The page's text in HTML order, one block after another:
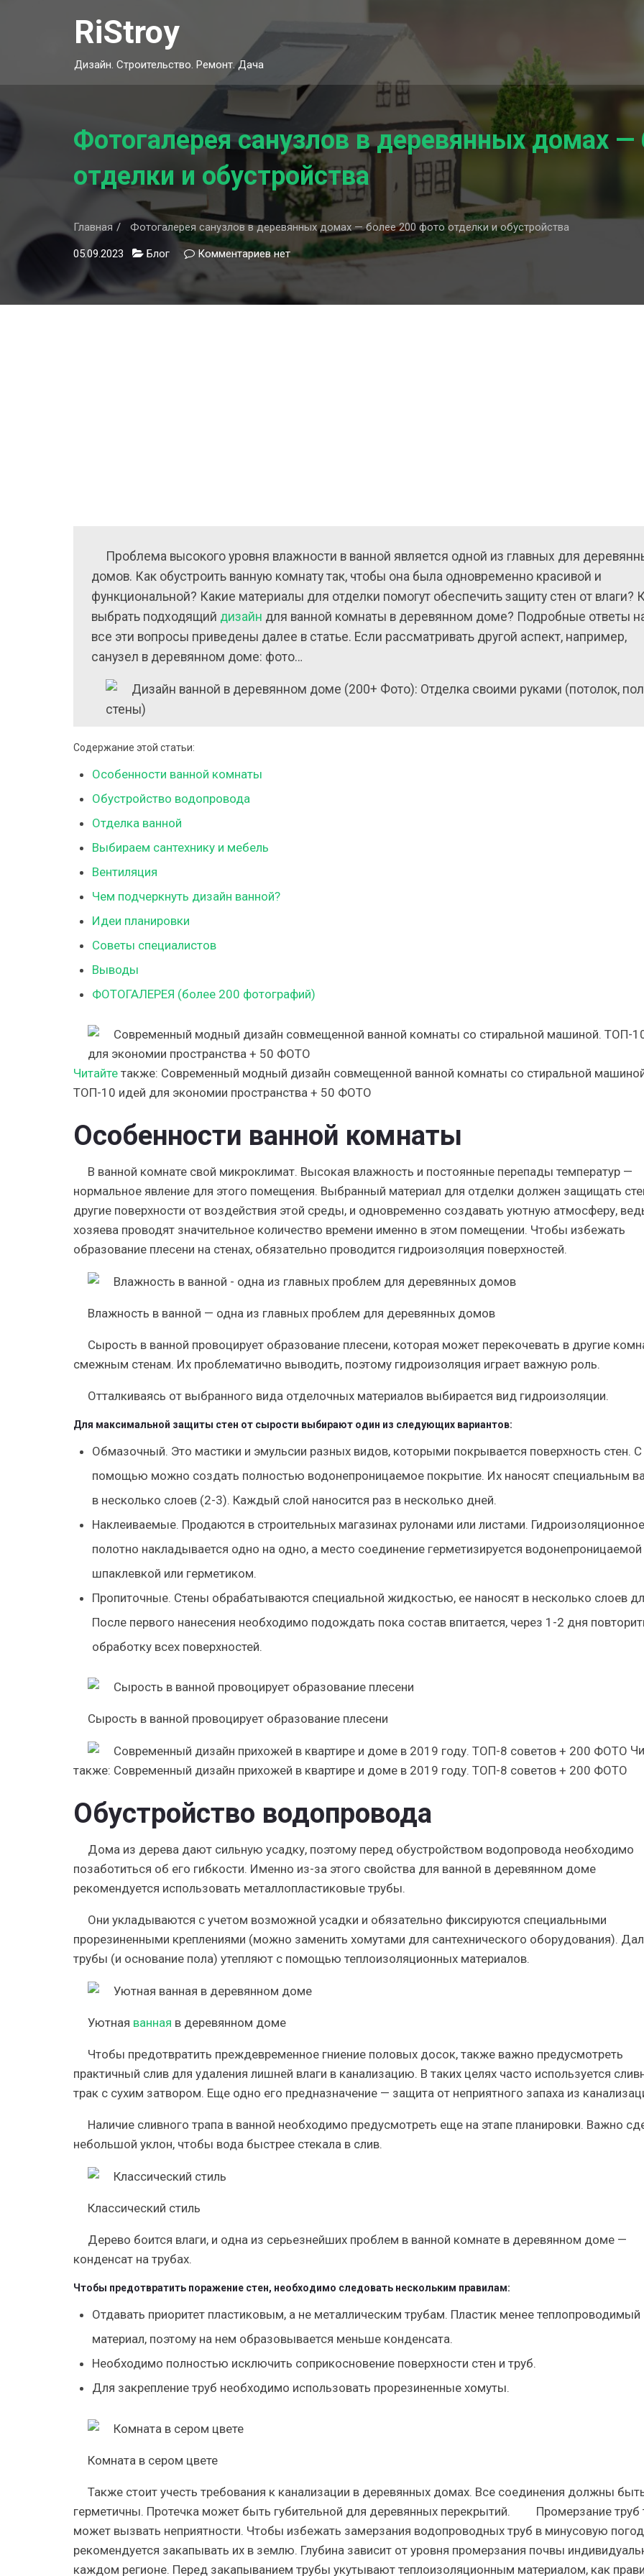
RiStroy
Дизайн. Строительство. Ремонт. Дача
Фотогалерея санузлов в деревянных домах
отделки и обустройства
Главная Фотогалерея санузлов в деревянных домах — более 200 фото отделки и обустройства
05.09.2023 Блог Комментариевк
записи
санузлов
нет
Проблема высокого уровня влажности в ванной является одной из главных для
домов. Как обустроить ванную комнату так, чтобы она была одновременно красивой и
функциональной? Какие материалы для отделки помогут обеспечить защиту стен от влаги?
выбрать подходящий дизайн для ванной комнаты в деревянном доме? Подробные ответы
все эти вопросы приведены далее в статье. Если рассматривать другой аспект, например,
санузел в деревянном доме: фото…
Содержание этой статьи:
Особенности ванной комнаты
Обустройство водопровода
Отделка ванной
Выбираем сантехнику и мебель
Вентиляция
Чем подчеркнуть дизайн ванной?
Идеи планировки
Советы специалистов
Выводы
ФОТОГАЛЕРЕЯ (более 200 фотографий)
Читайте также: Современный модный дизайн совмещенной ванной комнаты со стиральной
ТОП-10 идей для экономии пространства + 50 ФОТО
Особенности ванной комнаты
В ванной комнате свой микроклимат. Высокая влажность и постоянные перепады температур —
нормальное явление для этого помещения. Выбранный материал для отделки должен защищать
другие поверхности от воздействия этой среды, и одновременно создавать уютную атмосферу,
хозяева проводят значительное количество времени именно в этом помещении. Чтобы избежать
образование плесени на стенах, обязательно проводится гидроизоляция поверхностей.
Влажность в ванной — одна из главных проблем для деревянных домов
Сырость в ванной провоцирует образование плесени, которая может перекочевать в другие
смежным стенам. Их проблематично выводить, поэтому гидроизоляция играет важную роль.
Отталкиваясь от выбранного вида отделочных материалов выбирается вид гидроизоляции.
Для максимальной защиты стен от сырости выбирают один из следующих вариантов:
Обмазочный. Это мастики и эмульсии разных видов, которыми покрывается поверхность стен. С
помощью можно создать полностью водонепроницаемое покрытие. Их наносят специальным
в несколько слоев (2-3). Каждый слой наносится раз в несколько дней.
Наклеиваемые. Продаются в строительных магазинах рулонами или листами. Гидроизоляционное
полотно накладывается одно на одно, а место соединение герметизируется водонепроницаемой
шпаклевкой или герметиком.
Пропиточные. Стены обрабатываются специальной жидкостью, ее наносят в несколько слоев
После первого нанесения необходимо подождать пока состав впитается, через 1-2 дня
обработку всех поверхностей.
Сырость в ванной провоцирует образование плесени
также: Современный дизайн прихожей в квартире и доме в 2019 году. ТОП-8 советов + 200 ФОТО
Обустройство водопровода
Дома из дерева дают сильную усадку, поэтому перед обустройством водопровода необходимо
позаботиться об его гибкости. Именно из-за этого свойства для ванной в деревянном доме
рекомендуется использовать металлопластиковые трубы.
Они укладываются с учетом возможной усадки и обязательно фиксируются специальными
прорезиненными креплениями (можно заменить хомутами для сантехнического оборудования).
трубы (и основание пола) утепляют с помощью теплоизоляционных материалов.
Уютная ванная в деревянном доме
Чтобы предотвратить преждевременное гниение половых досок, также важно предусмотреть
практичный слив для удаления лишней влаги в канализацию. В таких целях часто используется
трак с сухим затвором. Еще одно его предназначение — защита от неприятного запаха из
Наличие сливного трапа в ванной необходимо предусмотреть еще на этапе планировки. Важно
небольшой уклон, чтобы вода быстрее стекала в слив.
Классический стиль
Дерево боится влаги, и одна из серьезнейших проблем в ванной комнате в деревянном доме —
конденсат на трубах.
Чтобы предотвратить поражение стен, необходимо следовать нескольким правилам:
Отдавать приоритет пластиковым, а не металлическим трубам. Пластик менее теплопроводимый
материал, поэтому на нем образовывается меньше конденсата.
Необходимо полностью исключить соприкосновение поверхности стен и труб.
Для закрепление труб необходимо использовать прорезиненные хомуты.
Комната в сером цвете
Также стоит учесть требования к канализации в деревянных домах. Все соединения должны
герметичны. Протечка может быть губительной для деревянных перекрытий. Промерзание труб
может вызвать неприятности. Чтобы избежать замерзания водопроводных труб в минусовую
рекомендуется закапывать их в землю. Глубина зависит от уровня промерзания почвы
каждом регионе. Перед закапыванием трубы укутывают теплоизоляционным материалом, как